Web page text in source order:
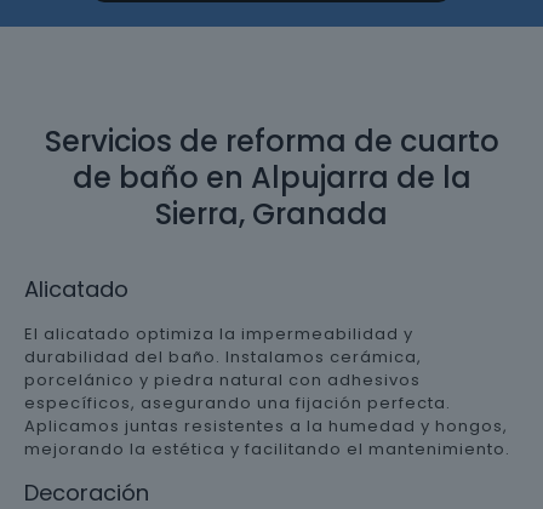
Servicios de reforma de cuarto
de baño en Alpujarra de la
Sierra, Granada
Alicatado
El alicatado optimiza la impermeabilidad y
durabilidad del baño. Instalamos cerámica,
porcelánico y piedra natural con adhesivos
específicos, asegurando una fijación perfecta.
Aplicamos juntas resistentes a la humedad y hongos,
mejorando la estética y facilitando el mantenimiento.
Decoración